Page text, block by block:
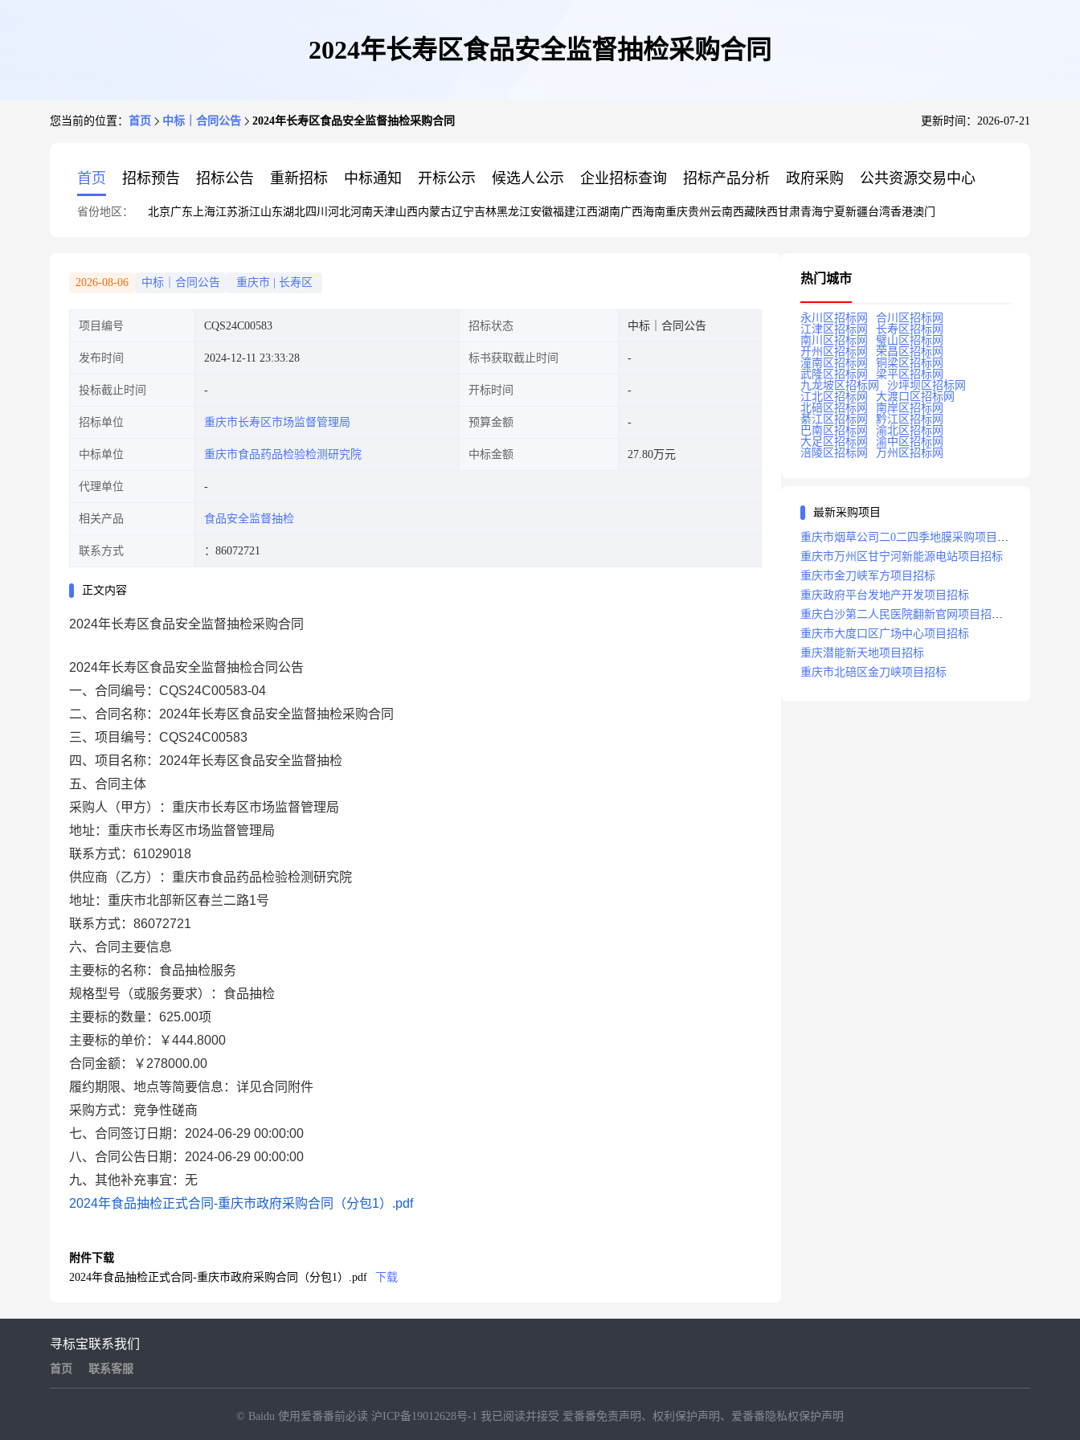
2024年长寿区食品安全监督抽检采购合同
您当前的位置： 首页 中标｜合同公告 2024年长寿区食品安全监督抽检采购合同 更新时间：2026-07-21
首页 招标预告 招标公告 重新招标 中标通知 开标公示 候选人公示 企业招标查询 招标产品分析 政府采购 公共资源交易中心
省份地区： 北京广东 上海江苏浙江山东湖北四川 河北河南天津山西内蒙古辽宁吉林黑龙江安徽福建江西湖南广西海南重庆贵州 云南西藏陕西甘肃青海宁夏新疆台湾香港澳门
2026-08-06 中标｜合同公告 重庆市 长寿区
项目编号 CQS24C00583 招标状态 中标｜合同公告
发布时间 2024-12-11 23:33:28 标书获取截止时间
投标截止时间 开标时间
招标单位 重庆市长寿区市场监督管理局 预算金额
中标单位 重庆市食品药品检验检测研究院 中标金额 27.80万元
代理单位
相关产品 食品安全监督抽检
联系方式 ：86072721
正文内容
2024年长寿区食品安全监督抽检采购合同
2024年长寿区食品安全监督抽检合同公告
一、合同编号：CQS24C00583-04
二、合同名称：2024年长寿区食品安全监督抽检采购合同
三、项目编号：CQS24C00583
四、项目名称：2024年长寿区食品安全监督抽检
五、合同主体
采购人（甲方）：重庆市长寿区市场监督管理局
地址：重庆市长寿区市场监督管理局
联系方式：61029018
供应商（乙方）：重庆市食品药品检验检测研究院
地址：重庆市北部新区春兰二路1号
联系方式：86072721
六、合同主要信息
主要标的名称：食品抽检服务
规格型号（或服务要求）：食品抽检
主要标的数量：625.00项
主要标的单价：￥444.8000
合同金额：￥278000.00
履约期限、地点等简要信息：详见合同附件
采购方式：竞争性磋商
七、合同签订日期：2024-06-29 00:00:00
八、合同公告日期：2024-06-29 00:00:00
九、其他补充事宜：无
2024年食品抽检正式合同-重庆市政府采购合同（分包1）.pdf
附件下载
2024年食品抽检正式合同-重庆市政府采购合同（分包1）.pdf
下载
热门城市
永川区招标网
合川区招标网
江津区招标网
长寿区招标网
南川区招标网
璧山区招标网
开州区招标网
荣昌区招标网
潼南区招标网
铜梁区招标网
武隆区招标网
梁平区招标网
九龙坡区招标网
沙坪坝区招标网
江北区招标网
大渡口区招标网
北碚区招标网
南岸区招标网
綦江区招标网
黔江区招标网
巴南区招标网
渝北区招标网
大足区招标网
渝中区招标网
涪陵区招标网
万州区招标网
最新采购项目
重庆市烟草公司二0二四季地膜采购项目招
标公告
重庆市万州区甘宁河新能源电站项目招标
重庆市金刀峡军方项目招标
重庆政府平台发地产开发项目招标
重庆白沙第二人民医院翻新官网项目招标
公告
重庆市大度口区广场中心项目招标
重庆潜能新天地项目招标
重庆市北碚区金刀峡项目招标
寻标宝
首页
联系我们
联系客服
© Baidu 使用爱番番前必读 沪ICP备19012628号-1 我已阅读并接受 爱番番免责声明 、 权利保护声明 、 爱番番隐私权保护声明